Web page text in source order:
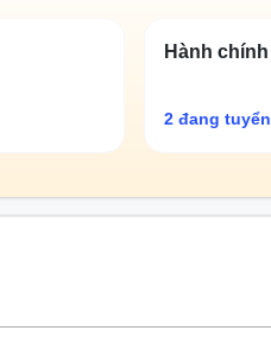
Hành chính
2 đang tuyển